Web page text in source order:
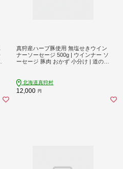
真狩産ハーブ豚使用 無塩せきウイン
ナーソーセージ 500g | ウインナー ソ
ーセージ 豚肉 おかず 小分け | 道の駅
北海道真狩村
12,000 円